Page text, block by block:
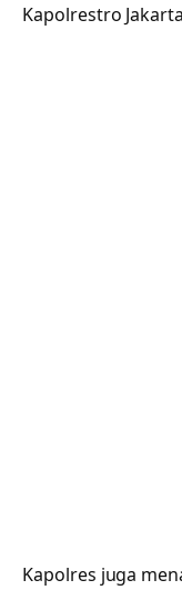
Kapolrestro
Kapolres juga